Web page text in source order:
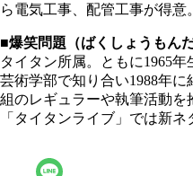
ら電気工事、配管工事が得意
■爆笑問題（ばくしょうもんだ
タイタン所属。ともに1965
芸術学部で知り合い1988年
組のレギュラーや執筆活動を
「タイタンライブ」では新ネ